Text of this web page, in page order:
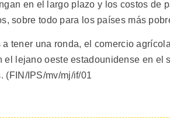
en el largo plazo y los costos de
sobre todo para los países más
tener una ronda, el comercio
lejano oeste estadounidense en el
(FIN/IPS/mv/mj/if/01